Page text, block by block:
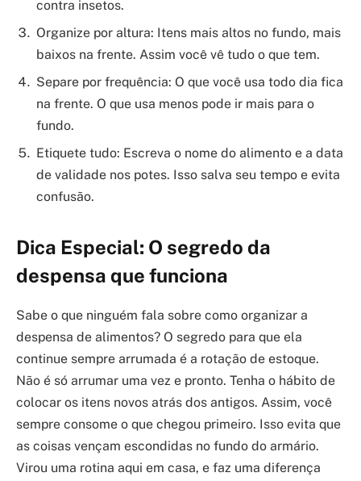
contra insetos.
Organize por altura: Itens mais altos no fundo, mais
baixos na frente. Assim você vê tudo o que tem.
Separe por frequência: O que você usa todo dia fica
na frente. O que usa menos pode ir mais para o
fundo.
Etiquete tudo: Escreva o nome do alimento e a data
de validade nos potes. Isso salva seu tempo e evita
confusão.
Dica Especial: O segredo da
despensa que funciona
Sabe o que ninguém fala sobre como organizar a
despensa de alimentos? O segredo para que ela
continue sempre arrumada é a rotação de estoque.
Não é só arrumar uma vez e pronto. Tenha o hábito de
colocar os itens novos atrás dos antigos. Assim, você
sempre consome o que chegou primeiro. Isso evita que
as coisas vençam escondidas no fundo do armário.
Virou uma rotina aqui em casa, e faz uma diferença